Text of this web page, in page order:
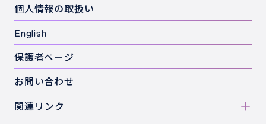
個人情報の取扱い
English
保護者ページ
お問い合わせ
関連リンク